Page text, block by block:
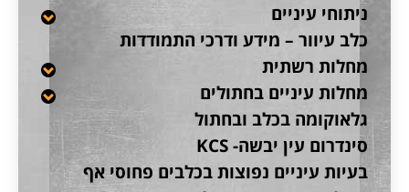
ניתוחי עיניים
כלב עיוור – מידע ודרכי התמודדות
מחלות רשתית
מחלות עיניים בחתולים
גלאוקומה בכלב ובחתול
סינדרום עין יבשה- KCS
בעיות עיניים נפוצות בכלבים פחוסי אף